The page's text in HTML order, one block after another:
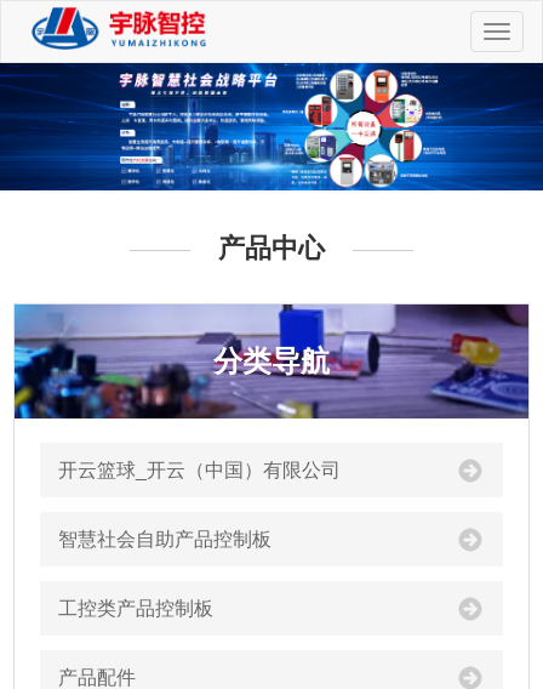
切
换
航
产品中心
分类导航
开云篮球_开云（中国）有限公司
智慧社会自助产品控制板
工控类产品控制板
产品配件